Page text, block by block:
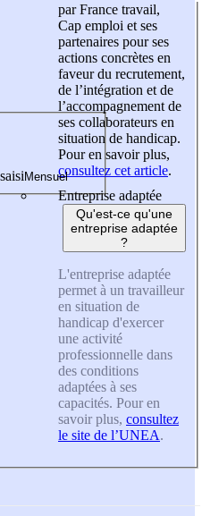
par France travail,
Cap emploi et ses
partenaires pour ses
actions concrètes en
faveur du recrutement,
de l’intégration et de
l’accompagnement de
ses collaborateurs en
situation de handicap.
Pour en savoir plus,
consultez cet article.
Entreprise adaptée
Qu'est-ce qu'une
entreprise adaptée
?
L'entreprise adaptée
permet à un travailleur
en situation de
handicap d'exercer
une activité
professionnelle dans
des conditions
adaptées à ses
capacités. Pour en
savoir plus, consultez
le site de l’UNEA.